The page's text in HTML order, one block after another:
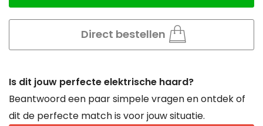
Direct bestellen
Is dit jouw perfecte elektrische haard?
Beantwoord een paar simpele vragen en ontdek of
dit de perfecte match is voor jouw situatie.